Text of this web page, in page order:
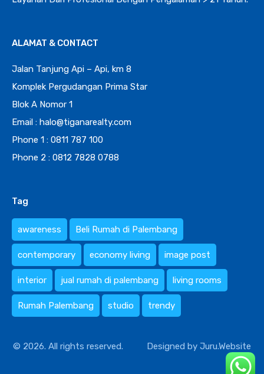
ALAMAT & CONTACT
Jalan Tanjung Api – Api, km 8
Komplek Pergudangan Prima Star
Blok A Nomor 1
Email : halo@tiganarealty.com
Phone 1 : 0811 787 100
Phone 2 : 0812 7828 0788
Tag
awareness Beli Rumah di Palembang
contemporary economy living image post
interior jual rumah di palembang living rooms
Rumah Palembang studio trendy
© 2026. All rights reserved. Designed by Juru.Website